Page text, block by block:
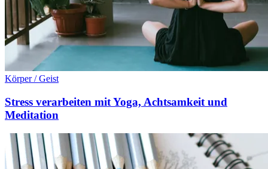
Körper / Geist
Stress verarbeiten mit Yoga, Achtsamkeit und
Meditation